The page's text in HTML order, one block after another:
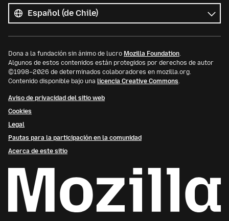
los
idiomas
Idioma
Dona a la fundación sin ánimo de lucro Mozilla Foundation.
Algunos de estos contenidos están protegidos por derechos de autor
©1998–2026 de determinados colaboradores en mozilla.org.
Contenido disponible bajo una licencia Creative Commons.
Aviso de privacidad del sitio web
Cookies
Legal
Pautas para la participación en la comunidad
Acerca de este sitio